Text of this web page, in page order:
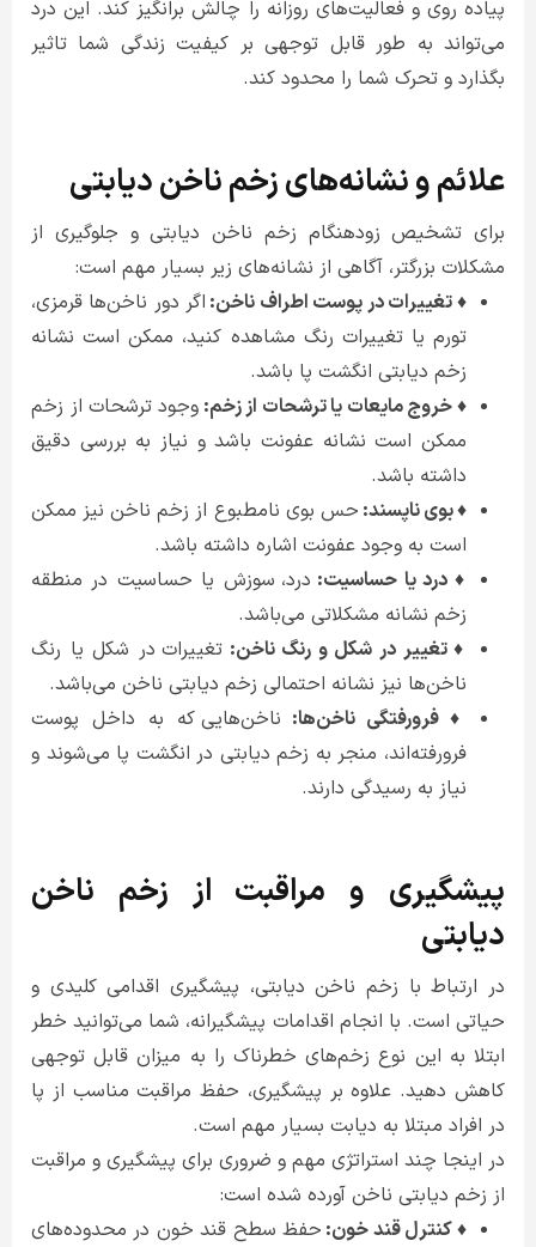
پیاده روی و فعالیت‌های روزانه را چالش برانگیز کند. این درد
می‌تواند به طور قابل توجهی بر کیفیت زندگی شما تاثیر
بگذارد و تحرک شما را محدود کند.
علائم و نشانه‌های زخم ناخن دیابتی
برای تشخیص زودهنگام زخم ناخن دیابتی و جلوگیری از
مشکلات بزرگتر، آگاهی از نشانه‌های زیر بسیار مهم است:
♦ تغییرات در پوست اطراف ناخن: اگر دور ناخن‌ها قرمزی،
تورم یا تغییرات رنگ مشاهده کنید، ممکن است نشانه
زخم دیابتی انگشت پا باشد.
♦ خروج مایعات یا ترشحات از زخم: وجود ترشحات از زخم
ممکن است نشانه عفونت باشد و نیاز به بررسی دقیق
داشته باشد.
♦ بوی ناپسند: حس بوی نامطبوع از زخم ناخن نیز ممکن
است به وجود عفونت اشاره داشته باشد.
♦ درد یا حساسیت: درد، سوزش یا حساسیت در منطقه
زخم نشانه مشکلاتی می‌باشد.
♦ تغییر در شکل و رنگ ناخن:تغییرات در شکل یا رنگ
ناخن‌ها نیز نشانه احتمالی زخم دیابتی ناخن می‌باشد.
♦ فرورفتگی ناخن‌ها: ناخن‌هایی که به داخل پوست
فرورفته‌‌اند، منجر به زخم دیابتی در انگشت پا می‌شوند و
نیاز به رسیدگی دارند.
پیشگیری و مراقبت از زخم ناخن
دیابتی
در ارتباط با زخم ناخن دیابتی، پیشگیری اقدامی کلیدی و
حیاتی است. با انجام اقدامات پیشگیرانه، شما می‌توانید خطر
ابتلا به این نوع زخم‌های خطرناک را به میزان قابل توجهی
کاهش دهید. علاوه بر پیشگیری، حفظ مراقبت مناسب از پا
در افراد مبتلا به دیابت بسیار مهم است.
در اینجا چند استراتژی مهم و ضروری برای پیشگیری و مراقبت
از زخم دیابتی ناخن آورده شده است:
♦ کنترل قند خون: حفظ سطح قند خون در محدوده‌های